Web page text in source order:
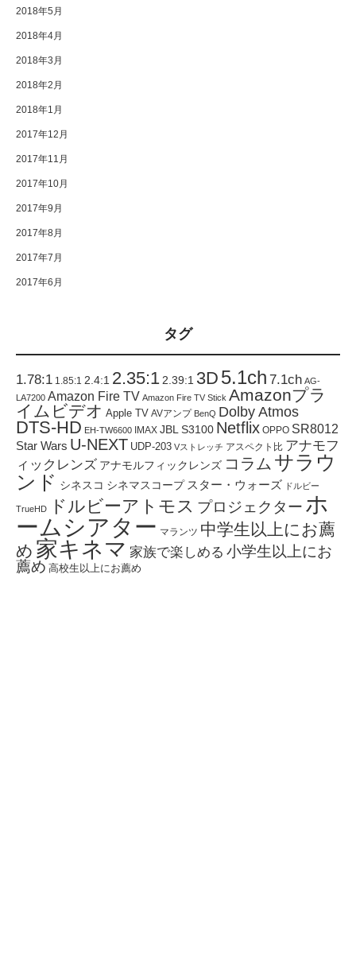
2018年5月
2018年4月
2018年3月
2018年2月
2018年1月
2017年12月
2017年11月
2017年10月
2017年9月
2017年8月
2017年7月
2017年6月
タグ
1.78:1 1.85:1 2.4:1 2.35:1 2.39:1 3D 5.1ch 7.1ch AG-
LA7200 Amazon Fire TV Amazon Fire TV Stick Amazonプラ
イムビデオ Apple TV AVアンプ BenQ Dolby Atmos
DTS-HD EH-TW6600 IMAX JBL S3100 Netflix OPPO SR8012
Star Wars U-NEXT UDP-203 Vストレッチ アスペクト比 アナモフ
ィックレンズ アナモルフィックレンズ コラム サラウ
ンド シネスコ シネマスコープ スター・ウォーズ ドルビー
TrueHD ドルビーアトモス プロジェクター ホ
ームシアター マランツ 中学生以上にお薦
め 家キネマ 家族で楽しめる 小学生以上にお
薦め 高校生以上にお薦め